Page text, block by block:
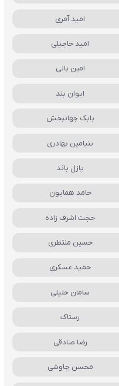
امید آمری
امید حاجیلی
امین بانی
ایوان بند
بابک جهانبخش
بنیامین بهادری
پازل باند
حامد همایون
حجت اشرف زاده
حسین منتظری
حمید عسکری
سامان جلیلی
رستاک
رضا صادقی
محسن چاوشی